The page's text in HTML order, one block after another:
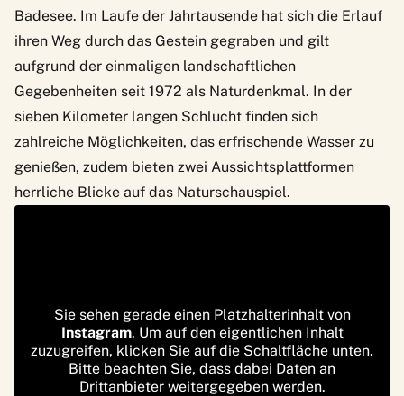
Badesee. Im Laufe der Jahrtausende hat sich die Erlauf
ihren Weg durch das Gestein gegraben und gilt
aufgrund der einmaligen landschaftlichen
Gegebenheiten seit 1972 als Naturdenkmal. In der
sieben Kilometer langen Schlucht finden sich
zahlreiche Möglichkeiten, das erfrischende Wasser zu
genießen, zudem bieten zwei Aussichtsplattformen
herrliche Blicke auf das Naturschauspiel.
Sie sehen gerade einen Platzhalterinhalt von
Instagram. Um auf den eigentlichen Inhalt
zuzugreifen, klicken Sie auf die Schaltfläche unten.
Bitte beachten Sie, dass dabei Daten an
Drittanbieter weitergegeben werden.